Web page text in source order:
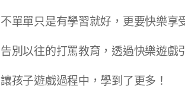
不單單只是有學習就好，更要快樂享
告別以往的打罵教育，透過快樂遊戲
讓孩子遊戲過程中，學到了更多！